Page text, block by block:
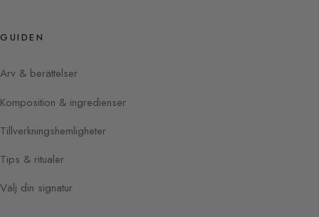
GUIDEN
Arv & berättelser
Komposition & ingredienser
Tillverkningshemligheter
Tips & ritualer
Välj din signatur